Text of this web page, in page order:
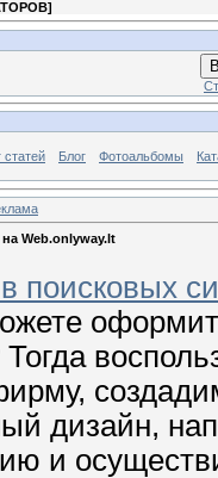
]
статей Блог Фотоальбомы
Web.onlyway.lt
поисковых
дизайн,
и